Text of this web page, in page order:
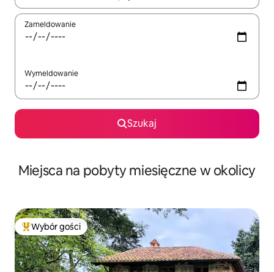
Zameldowanie
Wymeldowanie
Szukaj
Miejsca na pobyty miesięczne w okolicy
Najpopularniejsze z kategorii Wybór gości
Wybór gości